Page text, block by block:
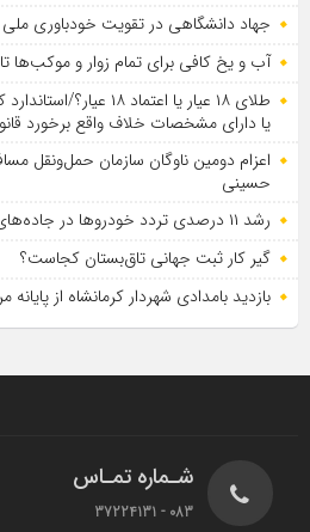
جهاد دانشگاهی در تقویت خودباوری
آب و یخ کافی برای تمام زوار و
طلای ۱۸ عیار یا اعتماد
یا دارای مشخصات خلاف واقع برخورد
اعزام دومین ناوگان سازمان حمل‌ونقل
حسینی
رشد ۱۱ درصدی تردد خودروها در جاده‌های مسیر زوار اربعین در کرمانشاه
گیر کار ثبت جهانی تاق‌بستان کجاست؟
بازدید بامدادی شهردار کرمانشاه از
شـماره تمـاس
083 - 37224131